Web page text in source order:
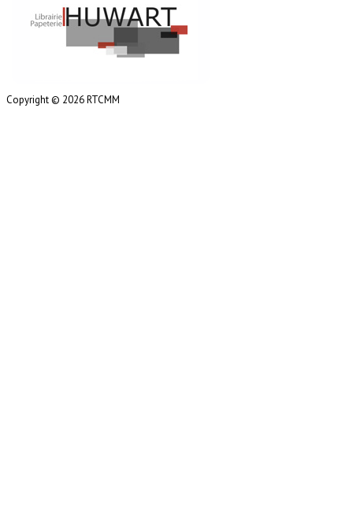
Copyright © 2026 RTCMM